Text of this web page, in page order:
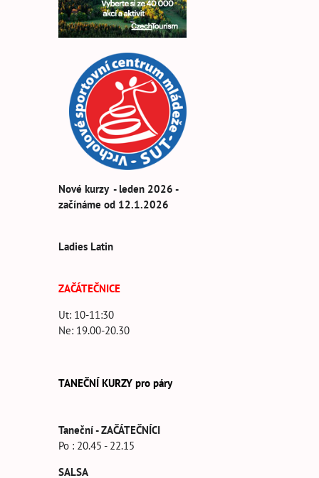
Nové kurzy - leden 2026 -
začínáme od 12.1.2026
Ladies Latin
ZAČÁTEČNICE
Ut: 10-11:30
Ne: 19.00-20.30
TANEČNÍ KURZY pro páry
Taneční - ZAČÁTEČNÍCI
Po : 20.45 - 22.15
SALSA